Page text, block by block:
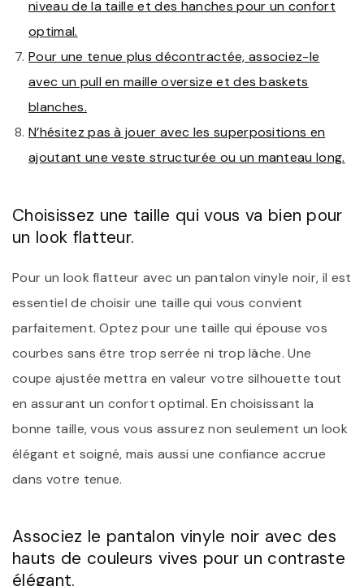
niveau de la taille et des hanches pour un confort
optimal.
Pour une tenue plus décontractée, associez-le
avec un pull en maille oversize et des baskets
blanches.
N’hésitez pas à jouer avec les superpositions en
ajoutant une veste structurée ou un manteau long.
Choisissez une taille qui vous va bien pour
un look flatteur.
Pour un look flatteur avec un pantalon vinyle noir, il est
essentiel de choisir une taille qui vous convient
parfaitement. Optez pour une taille qui épouse vos
courbes sans être trop serrée ni trop lâche. Une
coupe ajustée mettra en valeur votre silhouette tout
en assurant un confort optimal. En choisissant la
bonne taille, vous vous assurez non seulement un look
élégant et soigné, mais aussi une confiance accrue
dans votre tenue.
Associez le pantalon vinyle noir avec des
hauts de couleurs vives pour un contraste
élégant.